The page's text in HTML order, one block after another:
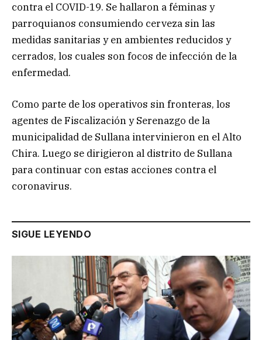
contra el COVID-19. Se hallaron a féminas y
parroquianos consumiendo cerveza sin las
medidas sanitarias y en ambientes reducidos y
cerrados, los cuales son focos de infección de la
enfermedad.
Como parte de los operativos sin fronteras, los
agentes de Fiscalización y Serenazgo de la
municipalidad de Sullana intervinieron en el Alto
Chira. Luego se dirigieron al distrito de Sullana
para continuar con estas acciones contra el
coronavirus.
SIGUE LEYENDO